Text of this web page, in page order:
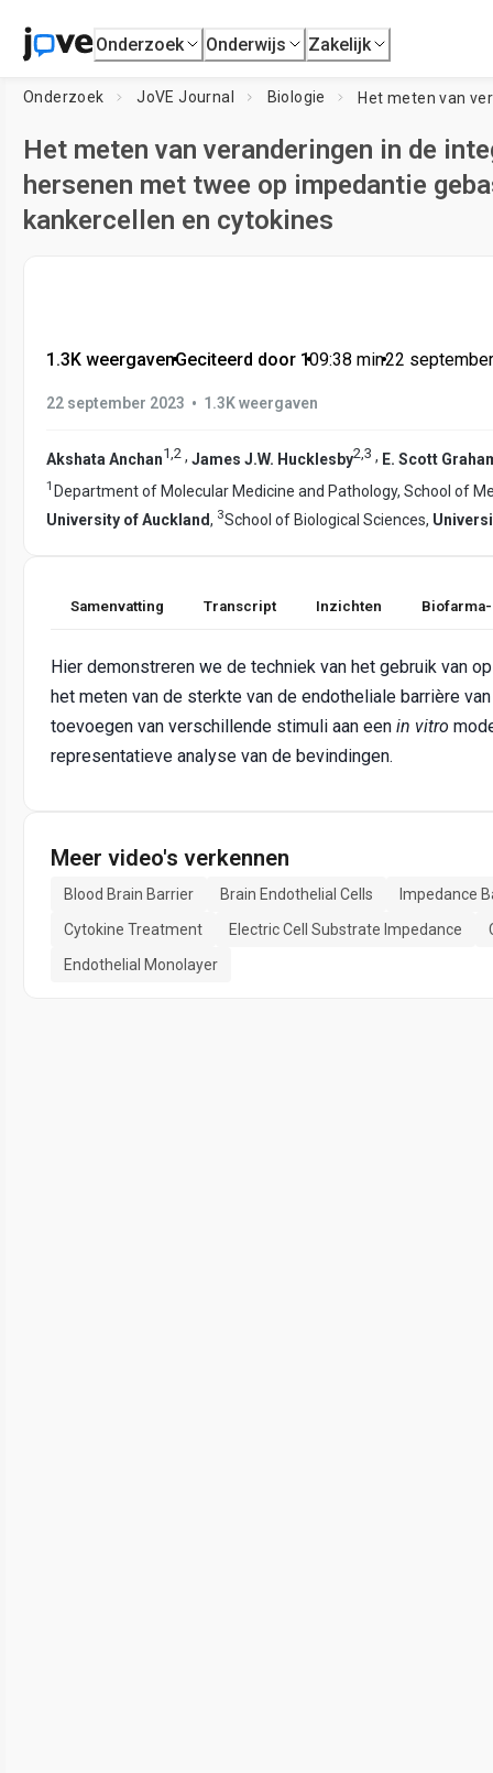
Onderzoek Onderwijs Zakelijk
Onderzoek JoVE Journal Biologie
Het meten van veranderingen in de
hersenen met twee op impedantie
kankercellen en cytokines
1.3K weergaven•Geciteerd door 1•09:38 min•22
22 september 2023 • 1.3K weergaven
Akshata Anchan1,2 , James J.W. Hucklesby2,3 , E. Scott
1 Department of Molecular Medicine and Pathology, School of
University of Auckland, 3School of Biological Sciences,
Samenvatting Transcript Inzichten
Hier demonstreren we de techniek van het gebruik van
het meten van de sterkte van de endotheliale barrière
toevoegen van verschillende stimuli aan een in vitro
representatieve analyse van de bevindingen.
Meer video's verkennen
Blood Brain Barrier Brain Endothelial Cells
Impedance
Cytokine Treatment
Electric Cell Substrate Impedance
Endothelial Monolayer